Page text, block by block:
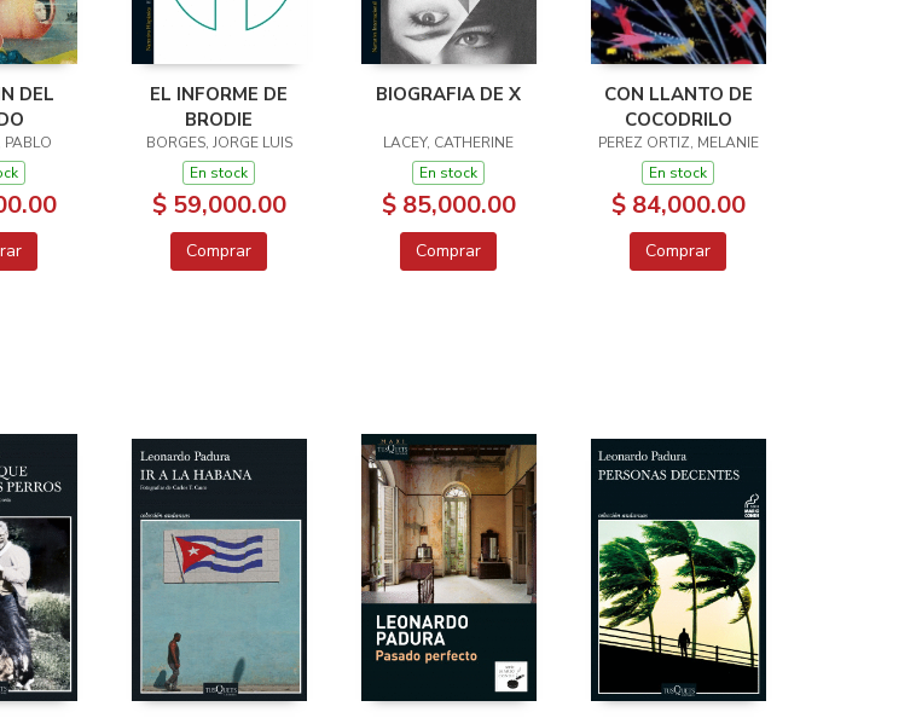
DEL
PABLO
EL INFORME DE
BRODIE
BORGES, JORGE LUIS
En stock
$ 59,000.00
Comprar
BIOGRAFIA DE X
LACEY, CATHERINE
En stock
$ 85,000.00
Comprar
CON LLANTO DE
COCODRILO
PEREZ ORTIZ, MELANIE
En stock
$ 84,000.00
Comprar